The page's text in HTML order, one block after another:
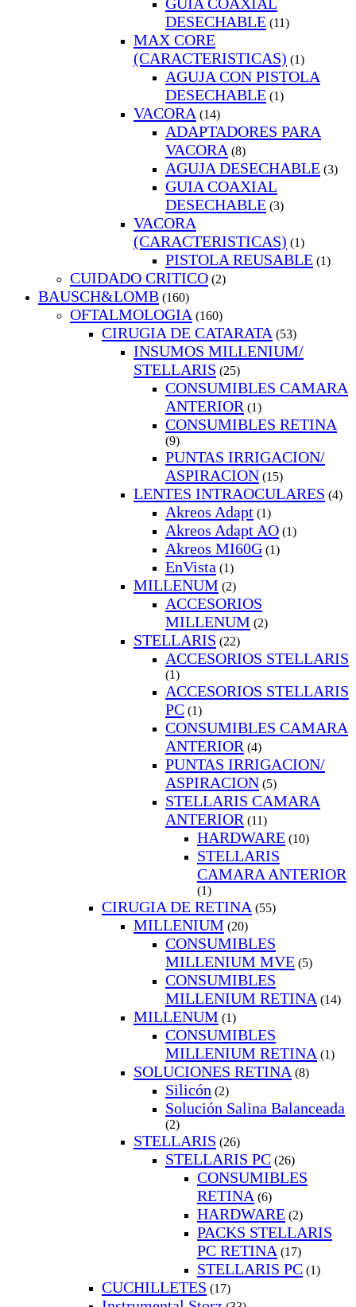
DESECHABLE (11)
MAX CORE
(CARACTERISTICAS) (1)
AGUJA CON PISTOLA
DESECHABLE (1)
VACORA (14)
ADAPTADORES PARA
VACORA (8)
AGUJA DESECHABLE (3)
GUIA COAXIAL
DESECHABLE (3)
VACORA
(CARACTERISTICAS) (1)
PISTOLA REUSABLE (1)
CUIDADO CRITICO (2)
BAUSCH&LOMB (160)
OFTALMOLOGIA (160)
CIRUGIA DE CATARATA (53)
INSUMOS MILLENIUM/
STELLARIS (25)
CONSUMIBLES CAMARA
ANTERIOR (1)
CONSUMIBLES RETINA
(9)
PUNTAS IRRIGACION/
ASPIRACION (15)
LENTES INTRAOCULARES (4)
Akreos Adapt (1)
Akreos Adapt AO (1)
Akreos MI60G (1)
EnVista (1)
MILLENUM (2)
ACCESORIOS
MILLENUM (2)
STELLARIS (22)
ACCESORIOS STELLARIS
(1)
ACCESORIOS STELLARIS
PC (1)
CONSUMIBLES CAMARA
ANTERIOR (4)
PUNTAS IRRIGACION/
ASPIRACION (5)
STELLARIS CAMARA
ANTERIOR (11)
HARDWARE (10)
STELLARIS
CAMARA ANTERIOR
(1)
CIRUGIA DE RETINA (55)
MILLENIUM (20)
CONSUMIBLES
MILLENIUM MVE (5)
CONSUMIBLES
MILLENIUM RETINA (14)
MILLENUM (1)
CONSUMIBLES
MILLENIUM RETINA (1)
SOLUCIONES RETINA (8)
Silicón (2)
Solución Salina Balanceada
(2)
STELLARIS (26)
STELLARIS PC (26)
CONSUMIBLES
RETINA (6)
HARDWARE (2)
PACKS STELLARIS
PC RETINA (17)
STELLARIS PC (1)
CUCHILLETES (17)